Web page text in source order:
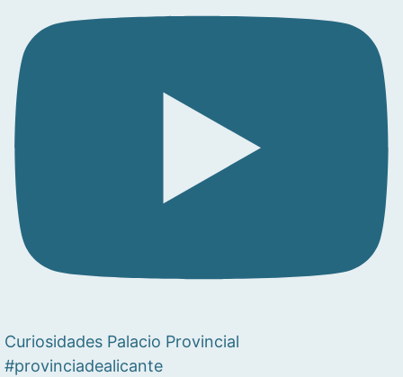
Curiosidades Palacio Provincial
#provinciadealicante